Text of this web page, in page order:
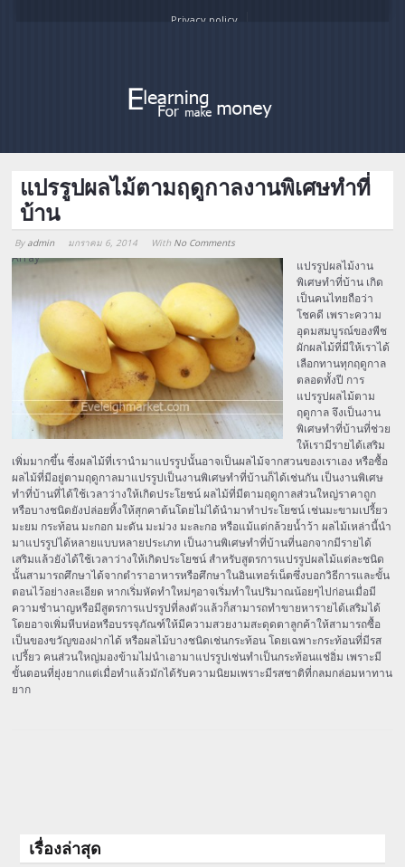
Privacy policy
แปรรูปผลไม้ตามฤดูกาลงานพิเศษทำที่
บ้าน
By admin มกราคม 6, 2014 With No Comments
Array
แปรรูปผลไม้งาน
พิเศษทำที่บ้าน เกิด
เป็นคนไทยถือว่า
โชคดี เพราะความ
อุดมสมบูรณ์ของพืช
ผักผลไม้ที่มีให้เราได้
เลือกทานทุกฤดูกาล
ตลอดทั้งปี การ
แปรรูปผลไม้ตาม
ฤดูกาล จึงเป็นงาน
พิเศษทำที่บ้านที่ช่วย
ให้เรามีรายได้เสริม
เพิ่มมากขึ้น ซึ่งผลไม้ที่เรานำมาแปรรูปนั้นอาจเป็นผลไม้จากสวนของเราเอง หรือซื้อ
ผลไม้ที่มีอยู่ตามฤดูกาลมาแปรรูปเป็นงานพิเศษทำที่บ้านก็ได้เช่นกัน เป็นงานพิเศษ
ทำที่บ้านที่ได้ใช้เวลาว่างให้เกิดประโยชน์ ผลไม้ที่มีตามฤดูกาลส่วนใหญ่ราคาถูก
หรือบางชนิดยังปล่อยทิ้งให้สุกคาต้นโดยไม่ได้นำมาทำประโยชน์ เช่นมะขามเปรี้ยว
มะยม กระท้อน มะกอก มะดัน มะม่วง มะละกอ หรือแม้แต่กล้วยน้ำว้า ผลไม้เหล่านี้นำ
มาแปรรูปได้หลายแบบหลายประเภท เป็นงานพิเศษทำที่บ้านที่นอกจากมีรายได้
เสริมแล้วยังได้ใช้เวลาว่างให้เกิดประโยชน์ สำหรับสูตรการแปรรูปผลไม้แต่ละชนิด
นั้นสามารถศึกษาได้จากตำราอาหารหรือศึกษาในอินเทอร์เน็ตซึ่งบอกวิธีการและขั้น
ตอนไว้อย่างละเอียด หากเริ่มหัดทำใหม่ๆอาจเริ่มทำในปริมาณน้อยๆไปก่อนเมื่อมี
ความชำนาญหรือมีสูตรการแปรรูปที่ลงตัวแล้วก็สามารถทำขายหารายได้เสริมได้
โดยอาจเพิ่มหีบห่อหรือบรรจุภัณฑ์ให้มีความสวยงามสะดุดตาลูกค้าให้สามารถซื้อ
เป็นของขวัญของฝากได้ หรือผลไม้บางชนิดเช่นกระท้อน โดยเฉพาะกระท้อนที่มีรส
เปรี้ยว คนส่วนใหญ่มองข้ามไม่นำเอามาแปรรูปเช่นทำเป็นกระท้อนแช่อิ่ม เพราะมี
ขั้นตอนที่ยุ่งยากแต่เมื่อทำแล้วมักได้รับความนิยมเพราะมีรสชาติที่กลมกล่อมหาทาน
ยาก
เรื่องล่าสุด